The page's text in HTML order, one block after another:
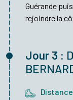
Guérande
rejoindre la
Jour 3 :